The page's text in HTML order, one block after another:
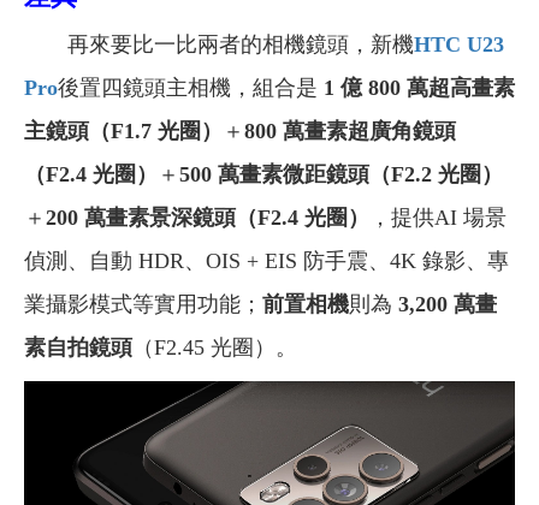
再來要比一比兩者的相機鏡頭，新機HTC U23
Pro後置四鏡頭主相機，組合是 1 億 800 萬超高畫素
主鏡頭（F1.7 光圈）
＋ 800 萬畫素超廣角鏡頭
（F2.4 光圈）
＋ 500 萬畫素微距鏡頭（F2.2 光圈）
＋ 200 萬畫素景深鏡頭（F2.4 光圈）
，提供AI 場景
偵測、自動 HDR、OIS + EIS 防手震、4K 錄影、專
業攝影模式等實用功能； 前置相機則為 3,200 萬畫
素自拍鏡頭（F2.45 光圈）。